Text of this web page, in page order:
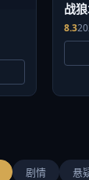
战
8.3
剧情 悬